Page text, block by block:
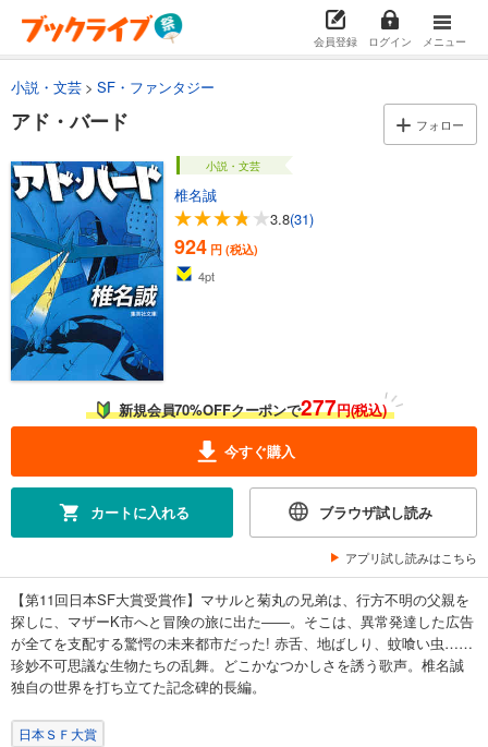
会員登録 ログイン メニュー
小説・文芸 SF・ファンタジー
アド・バード フォロー
小説・文芸
椎名誠
3.8(31)
924 円 (税込)
4pt
新規会員70%OFFクーポンで277円(税込)
今すぐ購入
カートに入れる ブラウザ試し読み
アプリ試し読みはこちら
【第11回日本SF大賞受賞作】マサルと菊丸の兄弟は、行方不明の父親を
探しに、マザーK市へと冒険の旅に出た――。そこは、異常発達した広告
が全てを支配する驚愕の未来都市だった! 赤舌、地ばしり、蚊喰い虫……
珍妙不可思議な生物たちの乱舞。どこかなつかしさを誘う歌声。椎名誠
独自の世界を打ち立てた記念碑的長編。
日本ＳＦ大賞